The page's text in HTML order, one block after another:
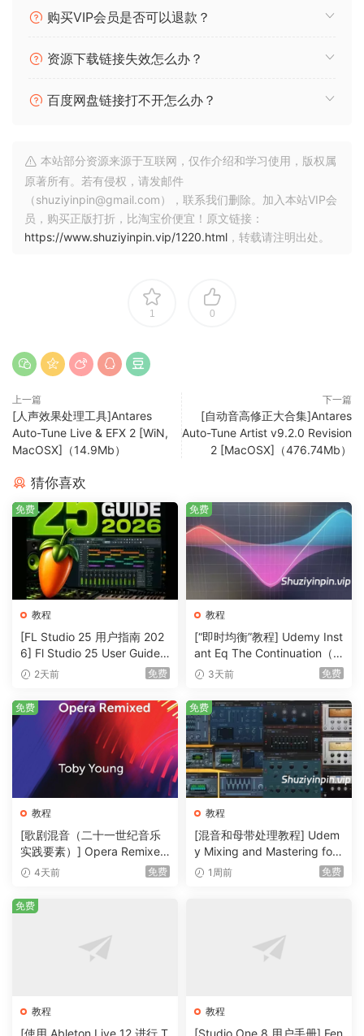
一下Auto-Tune的前世今生。
1997年9月，专门研究随机估计理论和数字信号处理的Andy
频工程师认为计算机进行实时音高处理的计算量非常巨大，计
算机几乎无法实现。1996年初的几个月里，博士在一台苹果电
脑上实现了这个新算法，并于同年晚些时候的NAMM Show上
演示了该算法，给当时的业界带来了巨大冲击。
偶然夸大了音高修正的度，而这与软件最初的纠正跑调的目的
（1998年金曲Cher《Believe》据说是第一首使用了Auto-
Tune电子人声效果的单曲）
2000年代末期，Auto-Tune作为一种声音效果，得到蓬勃发
展，同时也因为过度使用成为业界抨击的对象。到了2010年代
中期，Auto-Tune在嘻哈音乐中再度得到重视，特别是在Trap
中。
Auto-Tune家族
Auto-Tune Pro（标准售价399美元）
（图2 Auto-Tune Pro）
大家都知道带Pro的一般都是系列产品里的旗舰产品，Auto-
Auto-Tune Pro是Auto-Tune的最高级旗舰版本。它包括用于
和时间编辑的 Graph Mode（图形模式，有点像Melodyne），
并包括了用于自动音高和音阶检测的 Auto-Key 插件。
“Auto-Tune 5 音效”）、Flex-Tune 和 Humanize（用于更透
购买VIP会员是否可以退款？
资源下载链接失效怎么办？
百度网盘链接打不开怎么办？
本站部分资源来源于互联网，仅作介绍和学习使用，版权属
原著所有。若有侵权，请发邮件
（shuziyinpin@gmail.com），联系我们删除。加入本站VIP会
员，购买正版打折，比淘宝价便宜！原文链接：
https://www.shuziyinpin.vip/1220.html ，转载请注明出处。
1 0
上一篇
[人声效果处理工具]Antares
Auto-Tune Live & EFX 2 [WiN,
MacOSX]（14.9Mb）
下一篇
[自动音高修正大合集]Antares
Auto-Tune Artist v9.2.0 Revision
2 [MacOSX]（476.74Mb）
猜你喜欢
教程
[FL Studio 25 用户指南 202
6] Fl Studio 25 User Guide 2
026（1MB）
2天前 免费
免费
教程
[“即时均衡”教程] Udemy Inst
ant Eq The Continuation（3
36MB）
3天前 免费
免费
教程
[歌剧混音（二十一世纪音乐
实践要素）] Opera Remixed
(Elements in Twenty-First C
B）
4天前 免费
免费
教程
[混音和母带处理教程] Udem
y Mixing and Mastering for
Producers [TUTORiAL]（6.
1周前 免费
免费
教程
免费
教程